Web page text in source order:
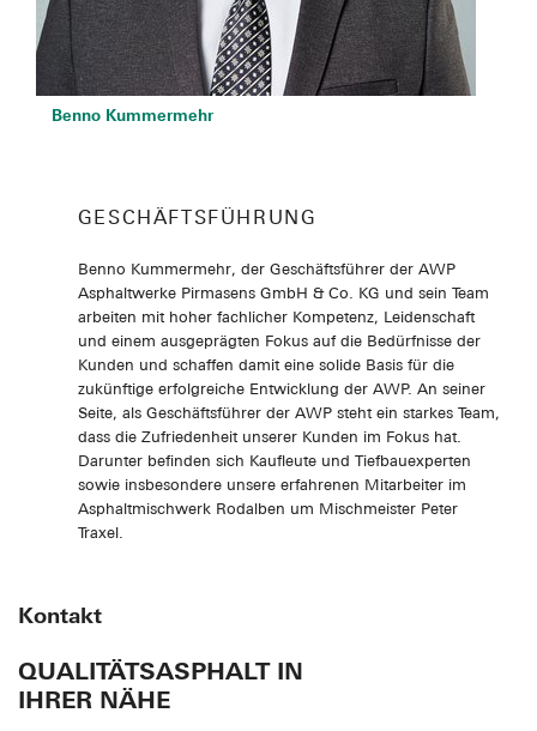
Benno Kummermehr
GESCHÄFTSFÜHRUNG
Benno Kummermehr, der Geschäftsführer der AWP
Asphaltwerke Pirmasens GmbH & Co. KG und sein Team
arbeiten mit hoher fachlicher Kompetenz, Leidenschaft
und einem ausgeprägten Fokus auf die Bedürfnisse der
Kunden und schaffen damit eine solide Basis für die
zukünftige erfolgreiche Entwicklung der AWP. An seiner
Seite, als Geschäftsführer der AWP steht ein starkes Team,
dass die Zufriedenheit unserer Kunden im Fokus hat.
Darunter befinden sich Kaufleute und Tiefbauexperten
sowie insbesondere unsere erfahrenen Mitarbeiter im
Asphaltmischwerk Rodalben um Mischmeister Peter
Traxel.
Kontakt
QUALITÄTSASPHALT IN
IHRER NÄHE